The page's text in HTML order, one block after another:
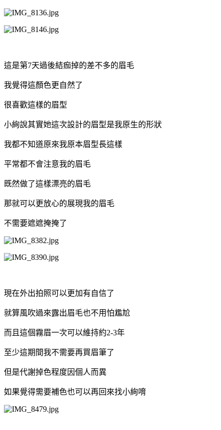
這是第7天過後結痂掉的差不多的眉毛
我覺得這顏色更自然了
很喜歡這樣的眉型
小絢說其實她這次設計的眉型是我原生的形狀
我都不知道原來我原本眉型長這樣
平常都不會注意我的眉毛
既然做了這樣漂亮的眉毛
那就可以更放心的展現我的眉毛
不需要遮遮掩掩了
現在外出拍照可以更加有自信了
就算風吹過來露出眉毛也不用怕尷尬
而且這個霧眉一次可以維持約2-3年
至少這期間我不需要再買眉筆了
但是代謝掉色程度因個人而異
如果覺得需要補色也可以再回來找小絢唷